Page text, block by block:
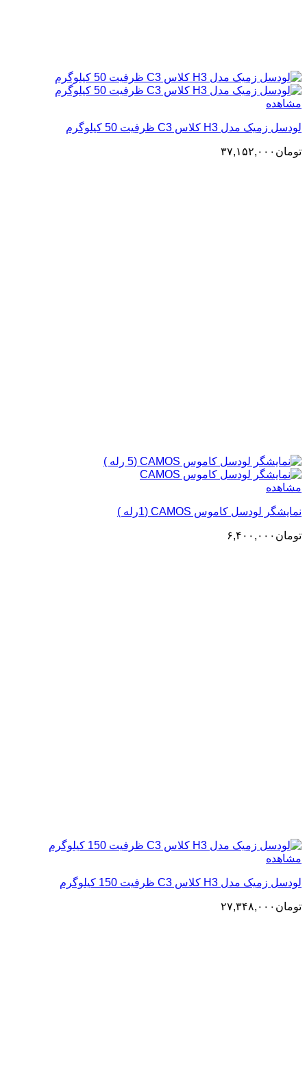
مشاهده
لودسل زمیک مدل H3 کلاس C3 ظرفیت 50 کیلوگرم
تومان ۳۷,۱۵۲,۰۰۰
مشاهده
نمایشگر لودسل کاموس CAMOS (1رله )
تومان ۶,۴۰۰,۰۰۰
مشاهده
لودسل زمیک مدل H3 کلاس C3 ظرفیت 150 کیلوگرم
تومان ۲۷,۳۴۸,۰۰۰